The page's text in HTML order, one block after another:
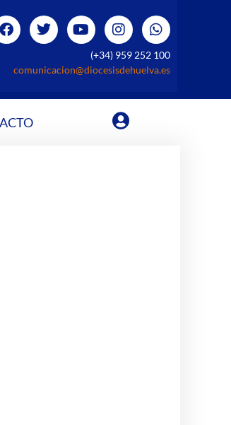
(+34) 959 252 100
comunicacion@diocesisdehuelva.es